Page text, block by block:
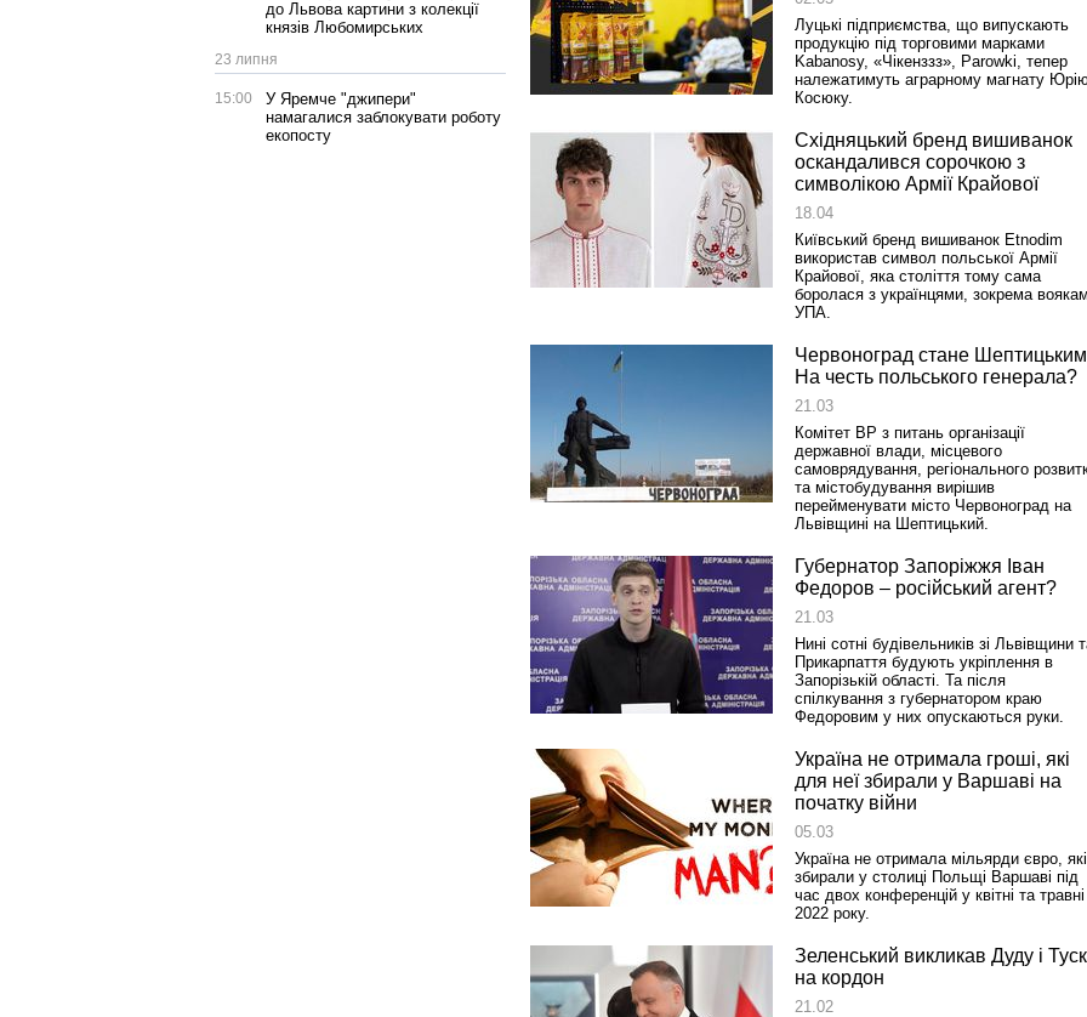
до Львова картини з колекції
князів Любомирських
23 липня
15:00
У Яремче "джипери"
намагалися заблокувати роботу
екопосту
Луцькі підприємства, що випускають
продукцію під торговими марками
Kabanosy, «Чікенззз», Parowki, тепер
належатимуть аграрному магнату
Косюку.
Східняцький бренд вишиванок
оскандалився сорочкою з
символікою Армії Крайової
18.04
Київський бренд вишиванок Etnodim
використав символ польської Армії
Крайової, яка століття тому сама
боролася з українцями, зокрема
УПА.
Червоноград стане
На честь польського генерала?
21.03
Комітет ВР з питань організації
державної влади, місцевого
самоврядування, регіонального
та містобудування вирішив
перейменувати місто Червоноград на
Львівщині на Шептицький.
Губернатор Запоріжжя Іван
Федоров – російський агент?
21.03
Нині сотні будівельників зі Львівщини
Прикарпаття будують укріплення в
Запорізькій області. Та після
спілкування з губернатором краю
Федоровим у них опускаються руки.
Україна не отримала гроші, які
для неї збирали у Варшаві на
початку війни
05.03
Україна не отримала мільярди євро, які
збирали у столиці Польщі Варшаві під
час двох конференцій у квітні та травні
2022 року.
Зеленський викликав Дуду і
на кордон
21.02